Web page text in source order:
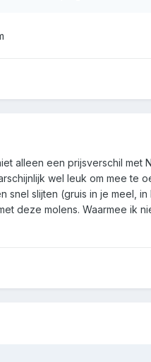
alleen een prijsverschil met
wel leuk om mee te
slijten (gruis in je meel, in
deze molens. Waarmee ik